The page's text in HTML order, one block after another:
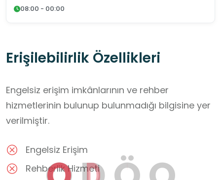
08:00 - 00:00
Erişilebilirlik Özellikleri
Engelsiz erişim imkânlarının ve rehber
hizmetlerinin bulunup bulunmadığı bilgisine yer
verilmiştir.
Engelsiz Erişim
Rehberlik Hizmeti